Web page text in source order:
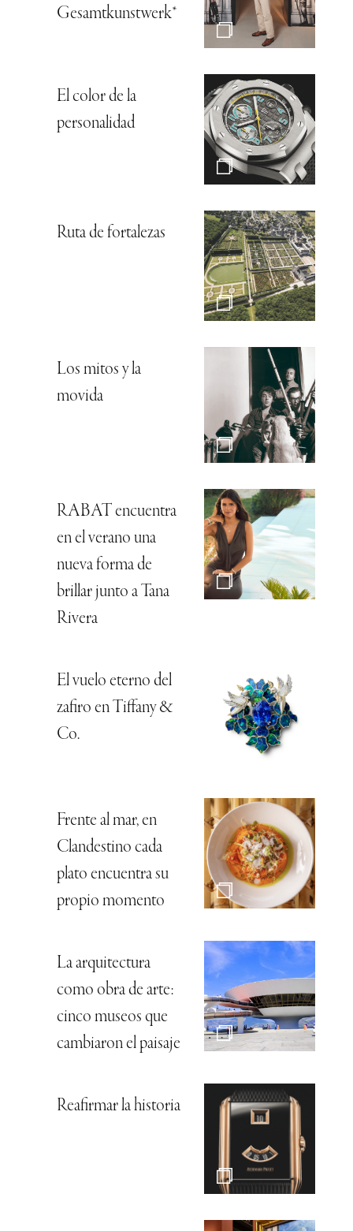
Gesamtkunstwerk*
El color de la
personalidad
Ruta de fortalezas
Los mitos y la
movida
RABAT encuentra
en el verano una
nueva forma de
brillar junto a Tana
Rivera
El vuelo eterno del
zafiro en Tiffany &
Co.
Frente al mar, en
Clandestino cada
plato encuentra su
propio momento
La arquitectura
como obra de arte:
cinco museos que
cambiaron el paisaje
Reafirmar la historia